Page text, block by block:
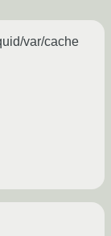
var/cache